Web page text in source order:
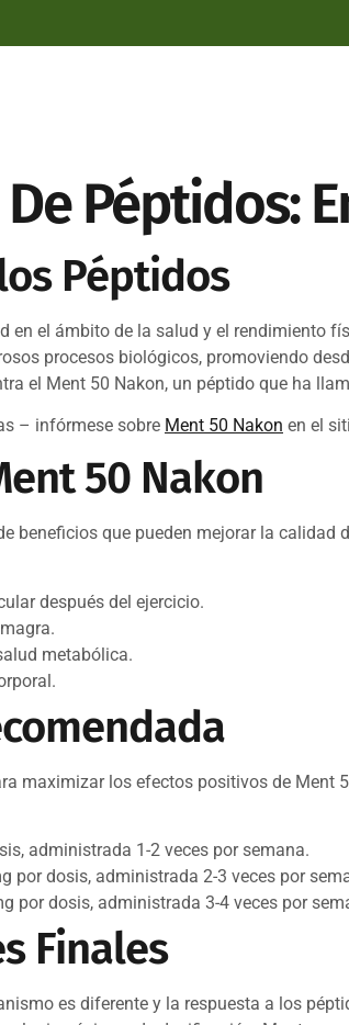
Péptidos:
Péptidos
en el ámbito de la salud y el rendimiento
procesos biológicos, promoviendo
el Ment 50 Nakon, un péptido que ha
– infórmese sobre Ment 50 Nakon en el
50 Nakon
beneficios que pueden mejorar la
después del ejercicio.
metabólica.
maximizar los efectos positivos de
administrada 1-2 veces por semana.
por dosis, administrada 2-3 veces por
por dosis, administrada 3-4 veces por
Finales
es diferente y la respuesta a los